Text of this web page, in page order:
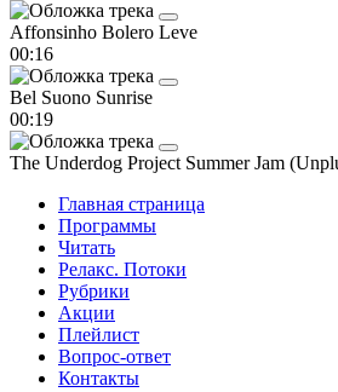
Affonsinho Bolero Leve
00:16
Bel Suono Sunrise
00:19
The Underdog Project Summer Jam
Главная страница
Программы
Читать
Релакс. Потоки
Рубрики
Акции
Плейлист
Вопрос-ответ
Контакты